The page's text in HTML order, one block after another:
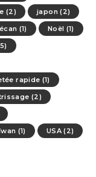
(2) japon (2)
(1) Noël (1)
rapide (1)
(2)
(1) USA(2)